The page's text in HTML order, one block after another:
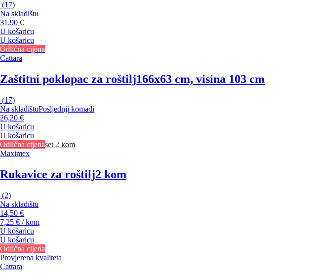
(17)
Na skladištu
31,90 €
U košaricu
U košaricu
Odlična cijena
Cattara
Zaštitni poklopac za roštilj166x63 cm, visina 103 cm
(17)
Na skladištuPosljednji komadi
26,20 €
U košaricu
U košaricu
Odlična cijenaset 2 kom
Maximex
Rukavice za roštilj2 kom
(2)
Na skladištu
14,50 €
7,25 € / kom
U košaricu
U košaricu
Odlična cijena
Provjerena kvaliteta
Cattara